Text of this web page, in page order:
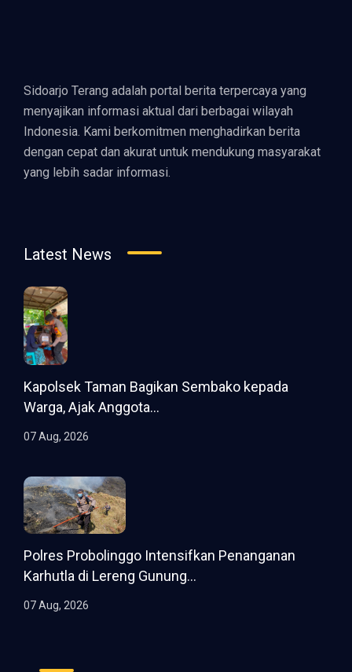
Sidoarjo Terang adalah portal berita terpercaya yang
menyajikan informasi aktual dari berbagai wilayah
Indonesia. Kami berkomitmen menghadirkan berita
dengan cepat dan akurat untuk mendukung masyarakat
yang lebih sadar informasi.
Latest News
Kapolsek Taman Bagikan Sembako kepada
Warga, Ajak Anggota...
07 Aug, 2026
Polres Probolinggo Intensifkan Penanganan
Karhutla di Lereng Gunung...
07 Aug, 2026